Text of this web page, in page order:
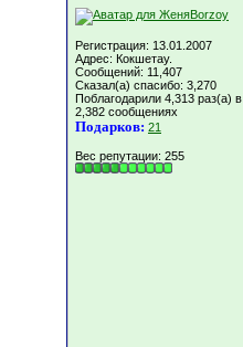
Регистрация: 13.01.2007
Адрес: Кокшетау.
Сообщений: 11,407
Сказал(а) спасибо: 3,270
Поблагодарили 4,313 раз(а) в
2,382 сообщениях
Подарков: 21
Вес репутации: 255